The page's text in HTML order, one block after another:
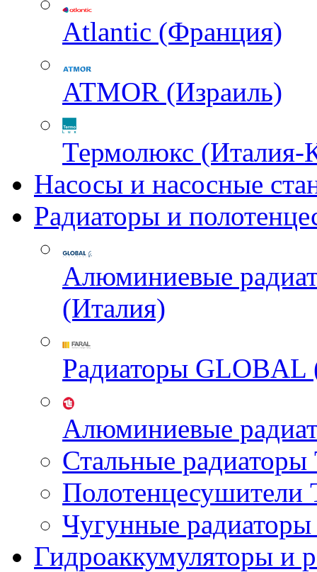
Atlantic (Франция)
ATMOR (Израиль)
Термолюкс (Италия-
Насосы и насосные
Радиаторы и
Алюминиевые
(Италия)
Радиаторы GLOBAL
Алюминиевые
Стальные
Чугунные
Гидроаккумуляторы и